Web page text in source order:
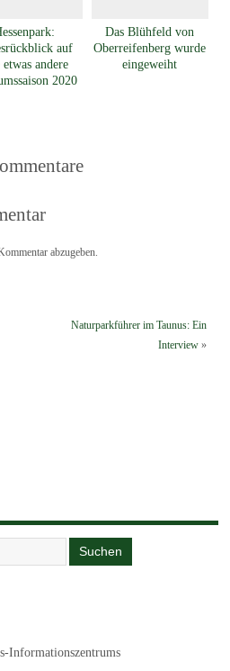
auf
etwas andere
2020
Das Blühfeld von
Oberreifenberg wurde
eingeweiht
abzugeben.
Naturparkführer im Taunus: Ein
Interview»
Informationszentrums